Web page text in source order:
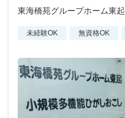
東海橋苑グループホーム東起
未経験OK 無資格OK